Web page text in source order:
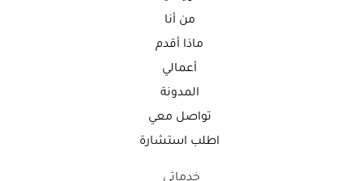
من أنا
ماذا أقدم
أعمالي
المدونة
تواصل معي
اطلب استشارة
خدماتي